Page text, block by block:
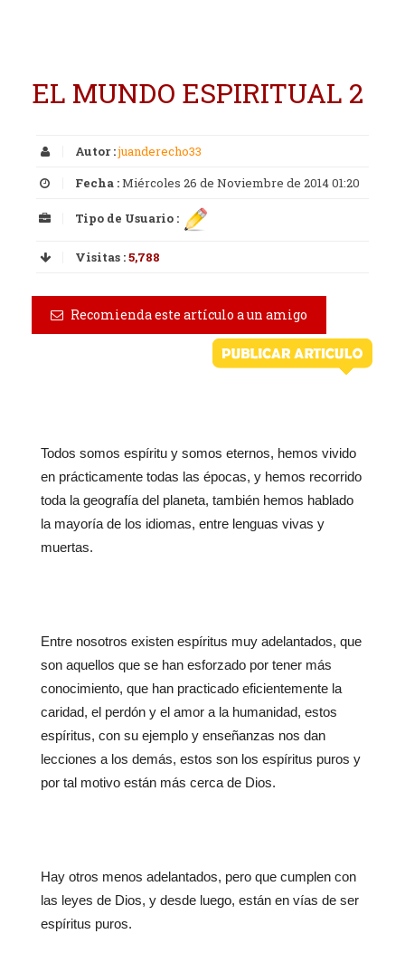
EL MUNDO ESPIRITUAL 2
Autor :juanderecho33
Fecha :Miércoles 26 de Noviembre de 2014 01:20
Tipo de Usuario :
Visitas :5,788
Recomienda este artículo a un amigo
Todos somos espíritu y somos eternos, hemos vivido
en prácticamente todas las épocas, y hemos recorrido
toda la geografía del planeta, también hemos hablado
la mayoría de los idiomas, entre lenguas vivas y
muertas.
Entre nosotros existen espíritus muy adelantados, que
son aquellos que se han esforzado por tener más
conocimiento, que han practicado eficientemente la
caridad, el perdón y el amor a la humanidad, estos
espíritus, con su ejemplo y enseñanzas nos dan
lecciones a los demás, estos son los espíritus puros y
por tal motivo están más cerca de Dios.
Hay otros menos adelantados, pero que cumplen con
las leyes de Dios, y desde luego, están en vías de ser
espíritus puros.